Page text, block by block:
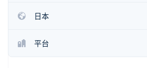
Climate
碳移除
日本
平台